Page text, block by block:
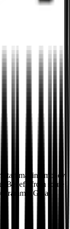
start making money
Benefit from some
Great